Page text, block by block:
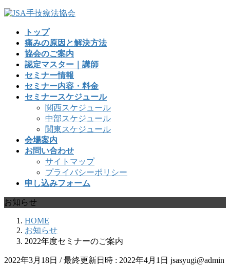
コ
ナ
トップ
痛みの原因と解決方法
協会のご案内
認定マスター｜講師
セミナー情報
セミナー内容・料金
セミナースケジュール
関西スケジュール
中部スケジュール
関東スケジュール
会場案内
お問い合わせ
サイトマップ
プライバシーポリシー
申し込みフォーム
お知らせ
HOME
お知らせ
2022年度セミナーのご案内
2022年3月18日 / 最終更新日時 : 2022年4月1日 jsasyugi@admin